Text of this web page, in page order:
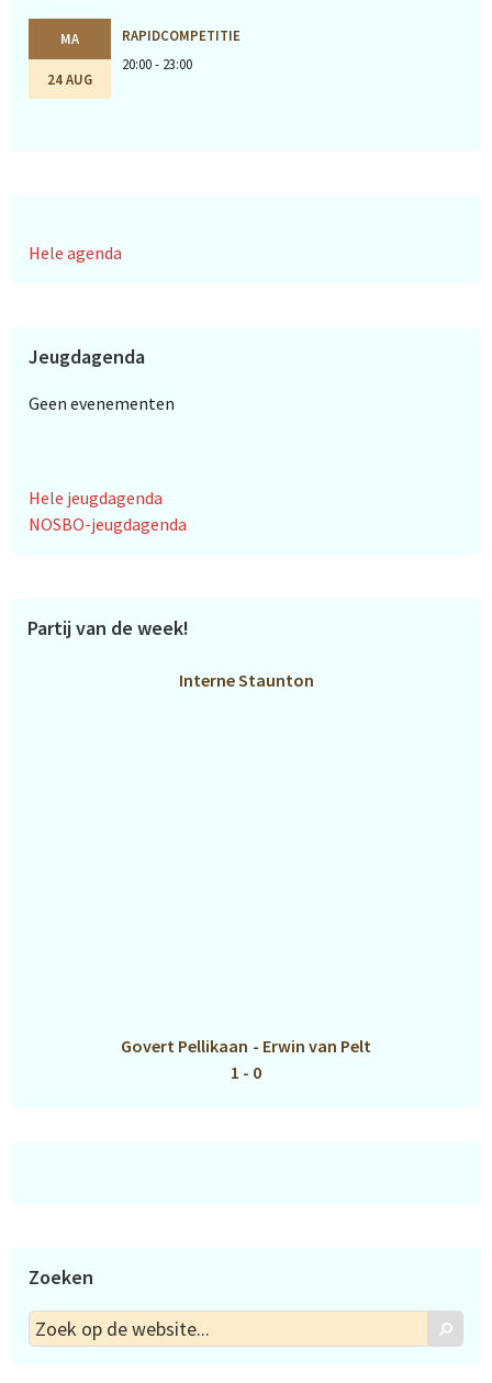
MA
24 AUG
RAPIDCOMPETITIE
20:00 - 23:00
Hele agenda
Jeugdagenda
Geen evenementen
Hele jeugdagenda
NOSBO-jeugdagenda
Partij van de week!
Interne Staunton
Govert Pellikaan - Erwin van Pelt
1 - 0
Zoeken
Zoek
op
Zoek